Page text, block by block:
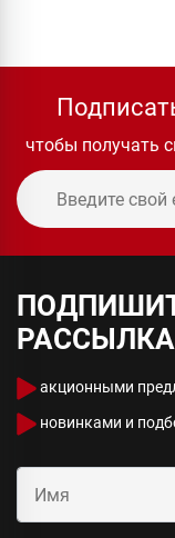
чтобы получать
акционными
новинками и